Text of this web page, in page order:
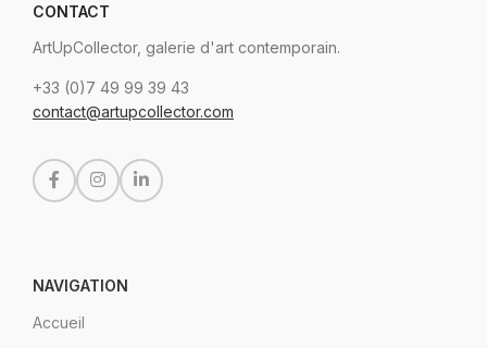
CONTACT
ArtUpCollector, galerie d'art contemporain.
+33 (0)7 49 99 39 43
contact@artupcollector.com
NAVIGATION
Accueil